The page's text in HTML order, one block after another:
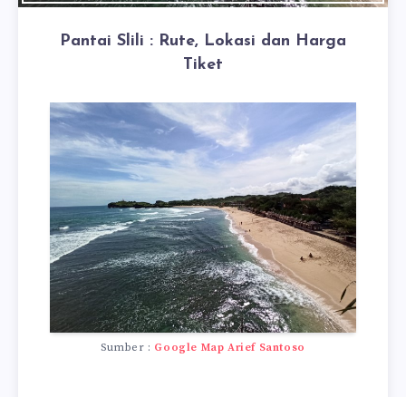
Pantai Slili : Rute, Lokasi dan Harga
Tiket
Sumber : Google Map Arief Santoso